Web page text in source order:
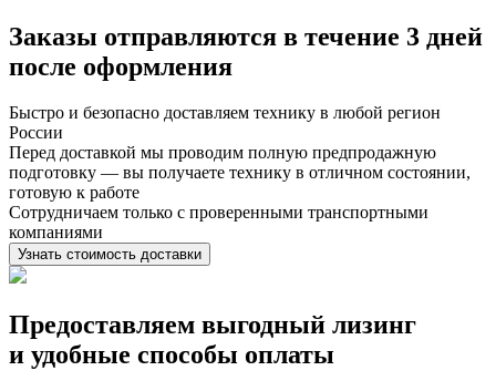
Заказы отправляются в течение 3 дней
после оформления
Быстро и безопасно доставляем технику в любой регион
России
Перед доставкой мы проводим полную предпродажную
подготовку — вы получаете технику в отличном состоянии,
готовую к работе
Сотрудничаем только с проверенными транспортными
компаниями
Узнать стоимость доставки
Предоставляем выгодный лизинг
и удобные способы оплаты